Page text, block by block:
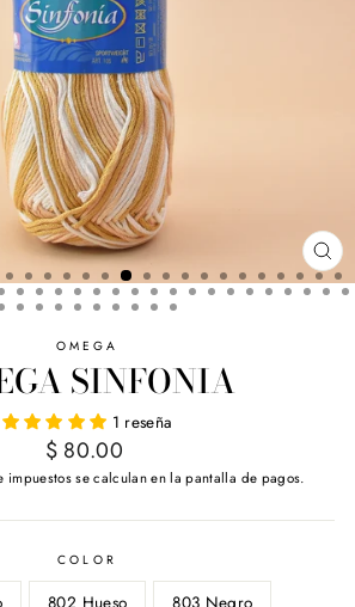
OMEGA
SINFONIA
1 reseña
Precio
habitual
$ 80.00
impuestos se calculan en la pantalla de pagos.
COLOR
802 Hueso 803 Negro